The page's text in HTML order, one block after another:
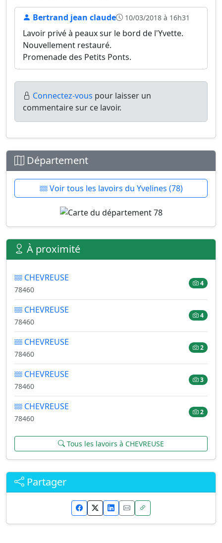
Bertrand jean claude 10/03/2018 à 16h31
Lavoir privé à peaux sur le bord de l'Yvette.
Nouvellement restauré.
Promenade des Petits Ponts.
Connectez-vous pour laisser un
commentaire sur ce lavoir.
Département
Voir tous les lavoirs du Yvelines (78)
À proximité
CHEVREUSE
78460
4
CHEVREUSE
78460
4
CHEVREUSE
78460
2
CHEVREUSE
78460
3
CHEVREUSE
78460
2
Tous les lavoirs à CHEVREUSE
Partager